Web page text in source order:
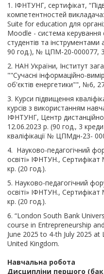
1. ІФНТУНГ, сертифікат,
компетентностей
Suite for education для
Moodle - система
студентів та
90 год.), № ЦПМ-20-000077,
2. НАН України, Інститут
""Сучасні інформаційно-
об'єктів енергетики"", №6,
3. Курси підвищення
курсів з використанням
ІФНТУНГ, Центр
12.06.2023 р. (90 год., 3
кваліфікації № ЦПМдн-23-
4. Науково-педагогічний
освіті» ІФНТУН.,
кр. (20 год.).
5. Науково-педагогічний
освіті» ІФНТУН.,
кр. (20 год.).
6. “London South Bank
course in Entrepreneurship
June 2025 to 4-th July 2025
United Kingdom.
Навчальна робота
Дисципліни першого